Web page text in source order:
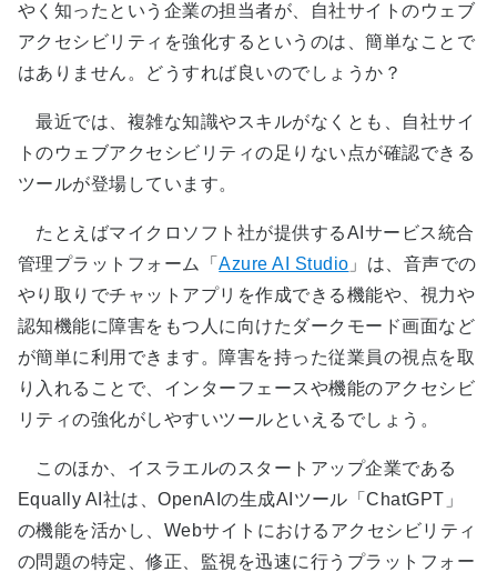
やく知ったという企業の担当者が、自社サイトのウェブ
アクセシビリティを強化するというのは、簡単なことで
はありません。どうすれば良いのでしょうか？
最近では、複雑な知識やスキルがなくとも、自社サイ
トのウェブアクセシビリティの足りない点が確認できる
ツールが登場しています。
たとえばマイクロソフト社が提供するAIサービス統合
管理プラットフォーム「Azure AI Studio 」は、音声での
やり取りでチャットアプリを作成できる機能や、視力や
認知機能に障害をもつ人に向けたダークモード画面など
が簡単に利用できます。障害を持った従業員の視点を取
り入れることで、インターフェースや機能のアクセシビ
リティの強化がしやすいツールといえるでしょう。
このほか、イスラエルのスタートアップ企業である
Equally AI社は、OpenAIの生成AIツール「ChatGPT」
の機能を活かし、Webサイトにおけるアクセシビリティ
の問題の特定、修正、監視を迅速に行うプラットフォー